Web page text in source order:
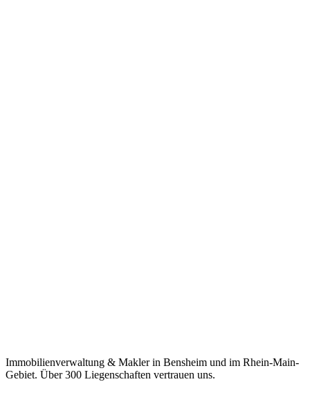
Immobilienverwaltung & Makler in Bensheim und im Rhein-Main-
Gebiet. Über 300 Liegenschaften vertrauen uns.